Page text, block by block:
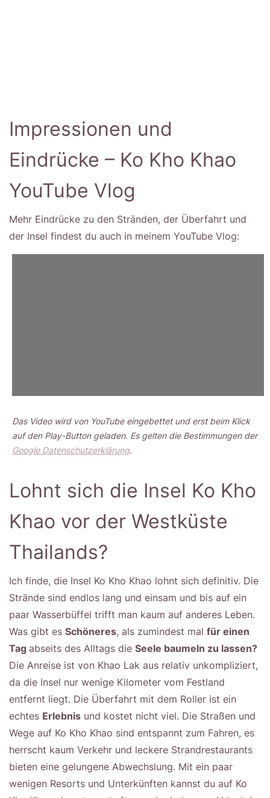
Impressionen und
Eindrücke – Ko Kho Khao
YouTube Vlog
Mehr Eindrücke zu den Stränden, der Überfahrt und
der Insel findest du auch in meinem YouTube Vlog:
Das Video wird von YouTube eingebettet und erst beim Klick
auf den Play-Button geladen. Es gelten die Bestimmungen der
Google Datenschutzerklärung.
Lohnt sich die Insel Ko Kho
Khao vor der Westküste
Thailands?
Ich finde, die Insel Ko Kho Khao lohnt sich definitiv. Die
Strände sind endlos lang und einsam und bis auf ein
paar Wasserbüffel trifft man kaum auf anderes Leben.
Was gibt es Schöneres, als zumindest mal für einen
Tag abseits des Alltags die Seele baumeln zu lassen?
Die Anreise ist von Khao Lak aus relativ unkompliziert,
da die Insel nur wenige Kilometer vom Festland
entfernt liegt. Die Überfahrt mit dem Roller ist ein
echtes Erlebnis und kostet nicht viel. Die Straßen und
Wege auf Ko Kho Khao sind entspannt zum Fahren, es
herrscht kaum Verkehr und leckere Strandrestaurants
bieten eine gelungene Abwechslung. Mit ein paar
wenigen Resorts und Unterkünften kannst du auf Ko